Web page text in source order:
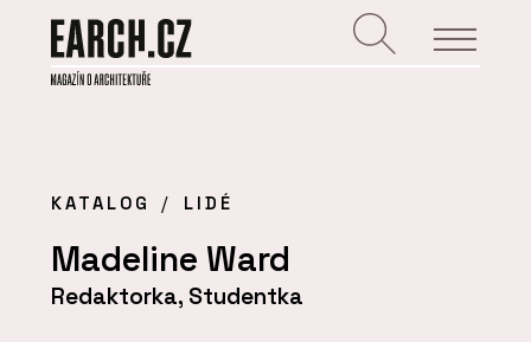
KATALOG LIDÉ
Madeline Ward
Redaktorka, Studentka